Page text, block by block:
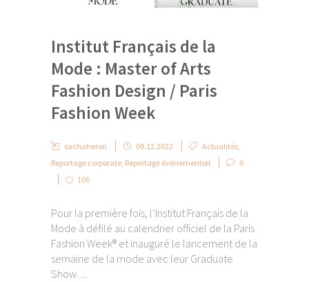
Institut Français de la
Mode : Master of Arts
Fashion Design / Paris
Fashion Week
sachaheron 09.12.2022 Actualités,
Reportage corporate, Reportage événementiel
0
106
Pour la première fois, l’Institut Français de la
Mode à défilé au calendrier officiel de la Paris
Fashion Week® et inauguré le lancement de la
semaine de la mode avec leur Graduate
Show. ...